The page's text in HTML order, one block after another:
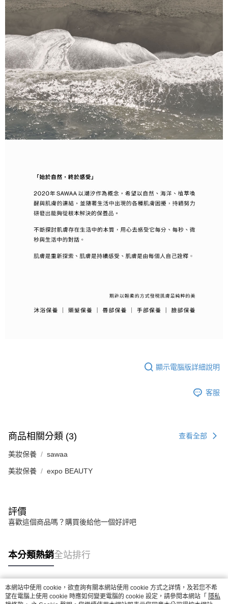
顯示電腦版詳細說明
客服
商品相關分類 (3) 查看全部
美妝保養 sawaa
美妝保養 expo BEAUTY
評價
喜歡這個商品嗎？購買後給他一個好評吧
本分類熱銷全站排行
熱門標籤
本網站中使用 cookie，欲查詢有關本網站使用 cookie 方式之詳情，及若您不希
望在電腦上使用 cookie 時應如何變更電腦的 cookie 設定，請參閱本網站「 隱私